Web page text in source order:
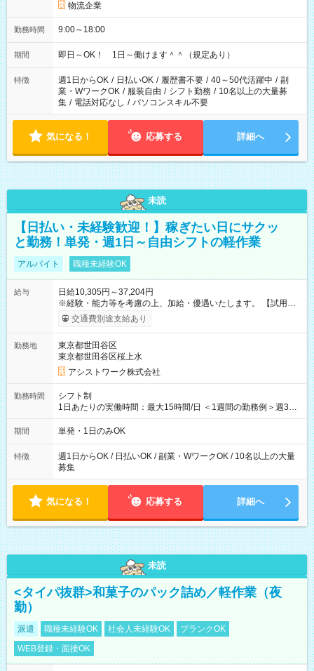
物流企業
勤務時間 9:00～18:00
期間 即日～OK！ 1日～働けます＾＾（規定あり）
特徴 週1日からOK / 日払いOK / 履歴書不要 / 40～50代活躍中 / 副
業・WワークOK / 服装自由 / シフト勤務 / 10名以上の大量募
集 / 電話対応なし / パソコンスキル不要
気になる！ 応募する 詳細へ
未読
【日払い・未経験歓迎！】稼ぎたい日にサクッ
と勤務！単発・週1日～自由シフトの軽作業
アルバイト 職種未経験OK
給与
日給10,305円～37,204円
※経験・能力等を考慮の上、加給・優遇いたします。 【試用期
間】試用期間なし
交通費別途支給あり
勤務地
東京都世田谷区
東京都世田谷区桜上水
アシストワーク株式会社
勤務時間
シフト制
1日あたりの実働時間：最大15時間/日 ＜1週間の勤務例＞週3回
勤務 勤務：月・水・金 休み：火・木・土・日 好きな時にお仕事
可能です！ ※1日あたりの最大実働時間は日勤、夜勤共に勤務し
期間 単発・1日のみOK
特徴
週1日からOK / 日払いOK / 副業・WワークOK / 10名以上の大量
募集
気になる！ 応募する 詳細へ
未読
<タイパ抜群>和菓子のパック詰め／軽作業（夜
勤）
派遣 職種未経験OK 社会人未経験OK
ブランクOK
WEB登録・面接OK